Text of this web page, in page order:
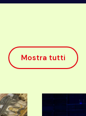
Mostra tutti